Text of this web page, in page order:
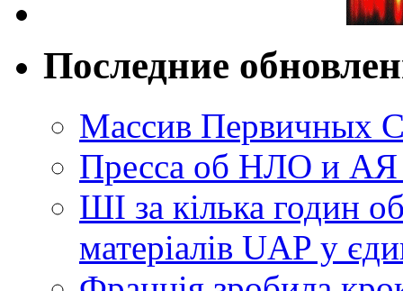
Последние
Массив Первичных
Пресса об НЛО и
ШІ за кілька годин
матеріалів UAP у